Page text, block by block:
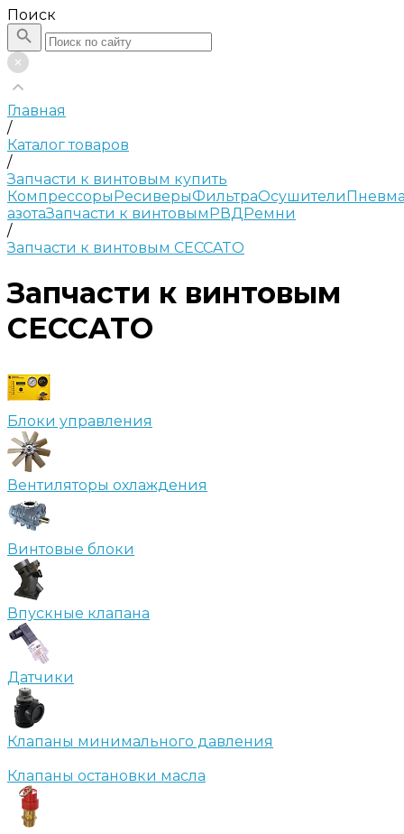
Поиск
Главная
/
Каталог товаров
/
Запчасти к винтовым купить
КомпрессорыРесиверыФильтраОсушители
азотаЗапчасти к винтовымРВДРемни
/
Запчасти к винтовым CECCATO
Запчасти к винтовым
CECCATO
Блоки управления
Вентиляторы охлаждения
Винтовые блоки
Впускные клапана
Датчики
Клапаны минимального давления
Клапаны остановки масла